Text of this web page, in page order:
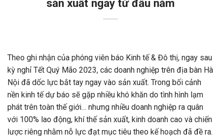
sản xuất ngay từ đầu năm
Theo ghi nhận của phóng viên báo Kinh tế & Đô thị, ngay sau
kỳ nghỉ Tết Quý Mão 2023, các doanh nghiệp trên địa bàn Hà
Nội đã dốc lực bắt tay ngay vào sản xuất. Trong bối cảnh
nền kinh tế dự báo sẽ gặp nhiều khó khăn do tình hình lạm
phát trên toàn thế giới… nhưng nhiều doanh nghiệp ra quân
với 100% lao động, khí thế sản xuất, kinh doanh cao và chiến
lược riêng nhằm nỗ lực đạt mục tiêu theo kế hoạch đã đề ra.